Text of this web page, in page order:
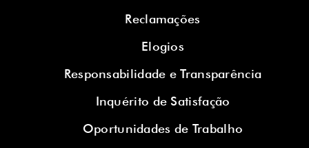
Reclamações
Elogios
Responsabilidade e Transparência
Inquérito de Satisfação
Oportunidades de Trabalho